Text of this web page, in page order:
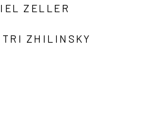
ZELLER
ZHILINSKY